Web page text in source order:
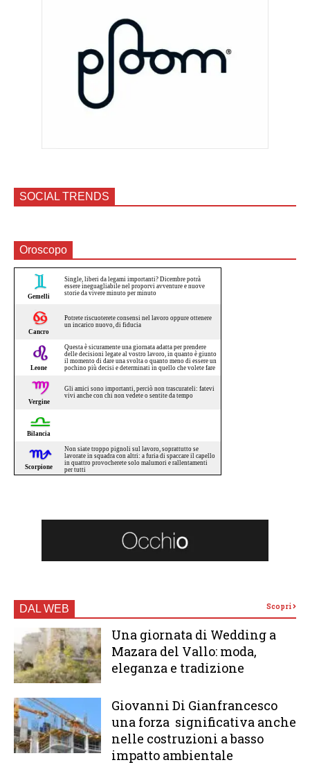
SOCIAL TRENDS
Oroscopo
DAL WEB Scopri
Una giornata di Wedding a
Mazara del Vallo: moda,
eleganza e tradizione
Giovanni Di Gianfrancesco
una forza significativa anche
nelle costruzioni a basso
impatto ambientale